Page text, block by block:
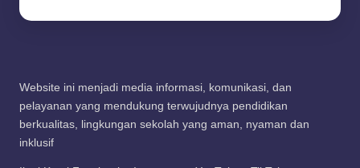
Website ini menjadi media informasi, komunikasi, dan
pelayanan yang mendukung terwujudnya pendidikan
berkualitas, lingkungan sekolah yang aman, nyaman dan
inklusif